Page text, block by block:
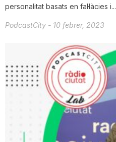
personalitat basats en fal·làcies i...
PodcastCity - 10 febrer, 2023